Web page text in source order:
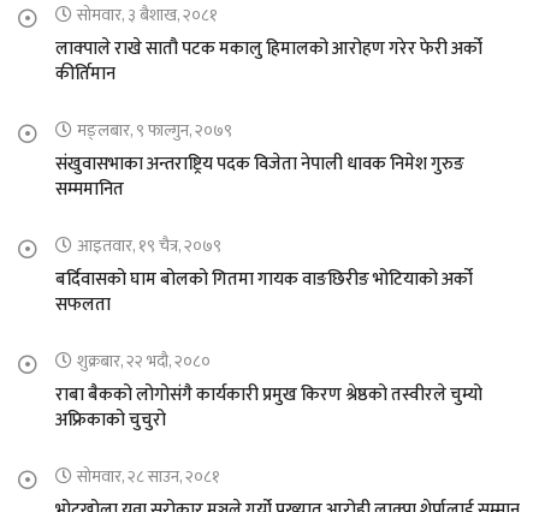
सोमवार, ३ बैशाख, २०८१
लाक्पाले राखे सातौ पटक मकालु हिमालको आरोहण गरेर फेरी अर्को
कीर्तिमान
मङ्लबार, ९ फाल्गुन, २०७९
संखुवासभाका अन्तराष्ट्रिय पदक विजेता नेपाली धावक निमेश गुरुङ
सम्ममानित
आइतवार, १९ चैत्र, २०७९
बर्दिवासको घाम बोलको गितमा गायक वाङछिरीङ भोटियाको अर्को
सफलता
शुक्रबार, २२ भदौ, २०८०
राबा बैकको लोगोसंगै कार्यकारी प्रमुख किरण श्रेष्ठको तस्वीरले चुम्यो
अफ्रिकाको चुचुरो
सोमवार, २८ साउन, २०८१